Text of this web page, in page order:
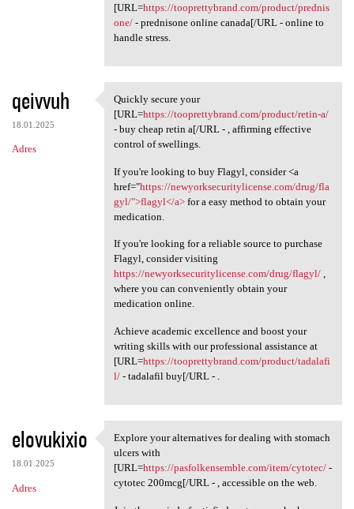
[URL=https://tooprettybrand.com/product/prednis
one/- prednisone online canada[/URL - online to
handle stress.
qeivvuh
18.01.2025
Adres
Quickly secure your [URL
Quickly secure your
[URL=https://tooprettybrand.com/product/retin-a/
- buy cheap retin a[/URL - , affirming effective
control of swellings.
If you're looking to buy Flagyl, consider <a
href="https://newyorksecuritylicense.com/drug/fla
gyl/">flagyl</a>for a easy method to obtain your
medication.
If you're looking for a reliable source to purchase
Flagyl, consider visiting
https://newyorksecuritylicense.com/drug/flagyl/,
where you can conveniently obtain your
medication online.
Achieve academic excellence and boost your
writing skills with our professional assistance at
[URL=https://tooprettybrand.com/product/tadalafi
l/- tadalafil buy[/URL - .
elovukixio
18.01.2025
Adres
Explore your alternatives for
Explore your alternatives for dealing with stomach
ulcers with
[URL=https://pasfolkensemble.com/item/cytotec/-
cytotec 200mcg[/URL - , accessible on the web.